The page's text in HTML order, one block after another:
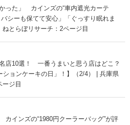
った」 カインズの“車内遮光カーテ
シーも保てて安心」「ぐっすり眠れま
とらぼリサーチ：2ページ目
店10選！ 一番うまいと思う店はどこ？
ションケーキの日」！】（2/4） | 兵庫県
ジ目
カインズの“1980円クーラーバッグ”が評